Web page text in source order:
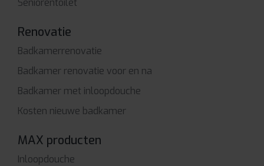
Seniorentoilet
Renovatie
Badkamerrenovatie
Badkamer renovatie voor en na
Badkamer met inloopdouche
Kosten nieuwe badkamer
MAX producten
Inloopdouche